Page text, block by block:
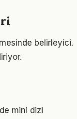
belirleyici.
mini dizi